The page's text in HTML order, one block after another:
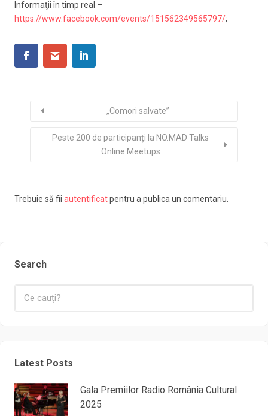
Informaţii în timp real –
https://www.facebook.com/events/151562349565797/;
„Comori salvate”
Peste 200 de participanți la NO.MAD Talks
Online Meetups
Trebuie să fii autentificatpentru a publica un comentariu.
Search
Latest Posts
Gala Premiilor Radio România Cultural
2025